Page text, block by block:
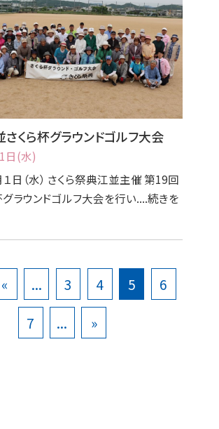
くら杯グラウンドゴルフ大会
日(水)
日（水） さくら祭典江並主催 第19回
ラウンドゴルフ大会を行い....続きを
« ... 3 4 5
6
7
... »